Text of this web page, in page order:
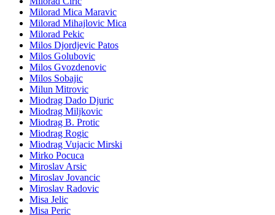
Milorad Mica Maravic
Milorad Mihajlovic Mica
Milorad Pekic
Milos Djordjevic Patos
Milos Golubovic
Milos Gvozdenovic
Milos Sobajic
Milun Mitrovic
Miodrag Dado Djuric
Miodrag Miljkovic
Miodrag B. Protic
Miodrag Rogic
Miodrag Vujacic Mirski
Mirko Pocuca
Miroslav Arsic
Miroslav Jovancic
Miroslav Radovic
Misa Jelic
Misa Peric